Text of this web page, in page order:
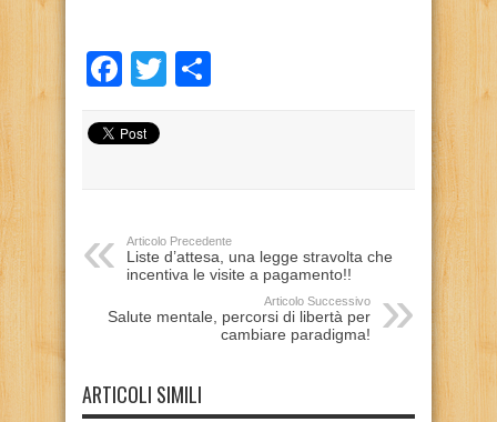
Facebook
Twitter
Articolo Precedente
Liste d’attesa, una legge stravolta che
incentiva le visite a pagamento!!
Articolo Successivo
Salute mentale, percorsi di libertà per
cambiare paradigma!
ARTICOLI SIMILI